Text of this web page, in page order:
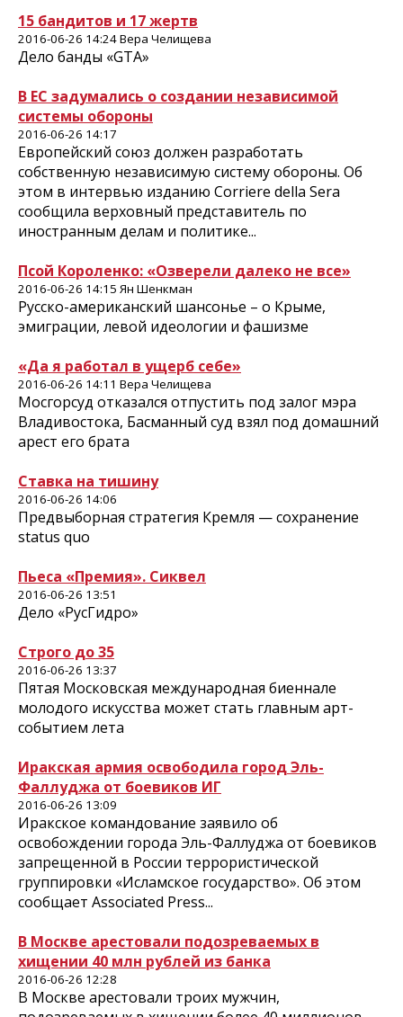
15 бандитов и 17 жертв
2016-06-26 14:24 Вера Челищева
Дело банды «GTA»
В ЕС задумались о создании независимой
системы обороны
2016-06-26 14:17
Европейский союз должен разработать
собственную независимую систему обороны. Об
этом в интервью изданию Corriere della Sera
сообщила верховный представитель по
иностранным делам и политике...
Псой Короленко: «Озверели далеко не все»
2016-06-26 14:15 Ян Шенкман
Русско-американский шансонье – о Крыме,
эмиграции, левой идеологии и фашизме
«Да я работал в ущерб себе»
2016-06-26 14:11 Вера Челищева
Мосгорсуд отказался отпустить под залог мэра
Владивостока, Басманный суд взял под домашний
арест его брата
Ставка на тишину
2016-06-26 14:06
Предвыборная стратегия Кремля — сохранение
status quo
Пьеса «Премия». Сиквел
2016-06-26 13:51
Дело «РусГидро»
Строго до 35
2016-06-26 13:37
Пятая Московская международная биеннале
молодого искусства может стать главным арт-
событием лета
Иракская армия освободила город Эль-
Фаллуджа от боевиков ИГ
2016-06-26 13:09
Иракское командование заявило об
освобождении города Эль-Фаллуджа от боевиков
запрещенной в России террористической
группировки «Исламское государство». Об этом
сообщает Associated Press...
В Москве арестовали подозреваемых в
хищении 40 млн рублей из банка
2016-06-26 12:28
В Москве арестовали троих мужчин,